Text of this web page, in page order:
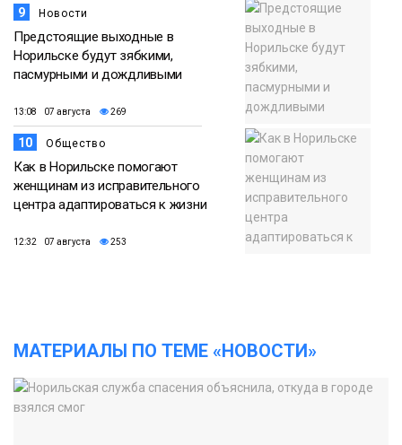
9 Новости
Предстоящие выходные в
Норильске будут зябкими,
пасмурными и дождливыми
13:08 07 августа 269
10 Общество
Как в Норильске помогают
женщинам из исправительного
центра адаптироваться к жизни
12:32 07 августа 253
МАТЕРИАЛЫ ПО ТЕМЕ «НОВОСТИ»